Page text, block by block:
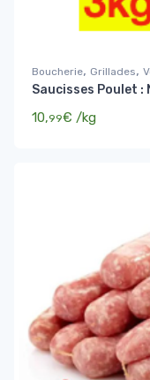
Boucherie, Grillades,
Saucisses Poulet
10,99€ /kg